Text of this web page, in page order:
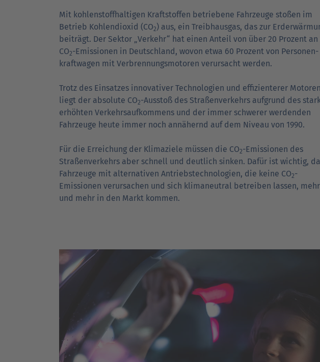
Mit kohlenstoffhaltigen Kraft­stoffen betriebene Fahrzeuge stoßen im
Betrieb Kohlen­dioxid (CO2) aus, ein Treibhaus­gas, das zur
beiträgt. Der Sektor „Verkehr“ hat einen Anteil von über 20 Prozent an
CO2-Emissionen in Deutsch­land, wovon etwa 60 Prozent von Personen­
kraft­wagen mit Ver­brennungs­motoren verursacht werden.
Trotz des Einsatzes innovativer Tech­no­logien und effizienterer Motoren
liegt der absolute CO2-Ausstoß des Straßen­verkehrs aufgrund des
erhöhten Verkehrs­auf­kommens und der immer schwerer werdenden
Fahrzeuge heute immer noch annähernd auf dem Niveau von 1990.
Für die Erreichung der Klima­ziele müssen die CO2-Emissionen des
Straßen­verkehrs aber schnell und deutlich sinken. Dafür ist wichtig,
Fahrzeuge mit alter­nativen Antriebs­technologien, die keine CO2-
Emissionen verursachen und sich klima­neutral betreiben lassen, mehr
und mehr in den Markt kommen.